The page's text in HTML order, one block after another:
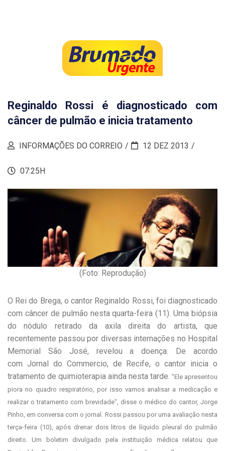
Reginaldo Rossi é diagnosticado com
câncer de pulmão e inicia tratamento
INFORMAÇÕES DO CORREIO 12 DEZ 2013
07:25H
(Foto: Reprodução)
O Rei do Brega, o cantor Reginaldo Rossi, foi diagnosticado
com câncer de pulmão nesta quarta-feira (11). Uma biópsia
do nódulo retirado da axila direita do artista, que
recentemente passou por diversas internações no Hospital
Memorial São José, revelou a doença. De acordo
com Jornal do Commercio, de Recife, o cantor inicia o
tratamento de quimioterapia ainda nesta tarde. "Ele apresentou
piora no quadro respiratório, por isso vamos analisar a medicação e
realizar o tratamento com brevidade", disse o médico do cantor, Jorge
Pinho, em conversa com o jornal. Rossi passou por uma avaliação nesta
terça-feira (10), após drenar dois litros de líquido pleural do pulmão
direito. Um boletim divulgado pela instituição médica relatou que